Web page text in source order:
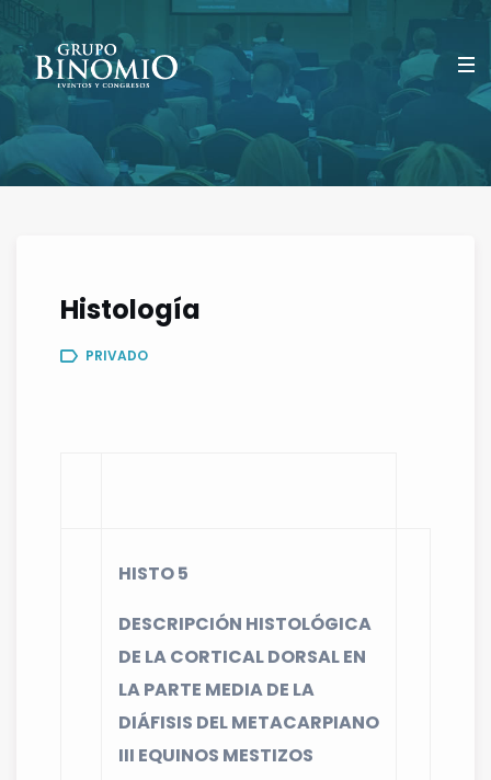
Histología
PRIVADO
HISTO 5
DESCRIPCIÓN HISTOLÓGICA
DE LA CORTICAL DORSAL EN
LA PARTE MEDIA DE LA
DIÁFISIS DEL METACARPIANO
III EQUINOS MESTIZOS